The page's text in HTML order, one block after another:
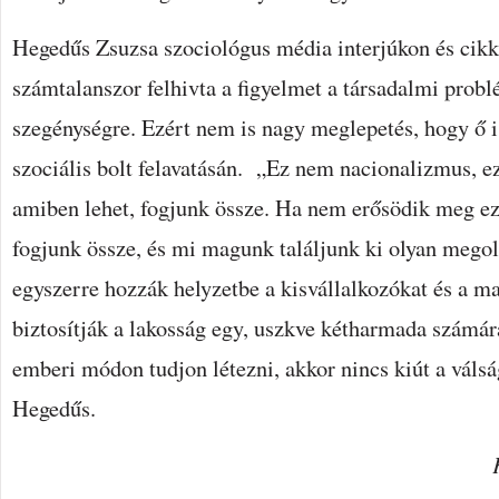
Hegedűs Zsuzsa szociológus média interjúkon és
számtalanszor felhivta a figyelmet a társadalmi
szegénységre. Ezért nem is nagy meglepetés, hogy
szociális bolt felavatásán. „Ez nem nacionalizmus,
amiben lehet, fogjunk össze. Ha nem erősödik meg
fogjunk össze, és mi magunk találjunk ki olyan
egyszerre hozzák helyzetbe a kisvállalkozókat és a
biztosítják a lakosság egy, uszkve kétharmada
emberi módon tudjon létezni, akkor nincs kiút a
Hegedűs.